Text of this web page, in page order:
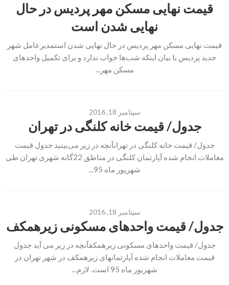
قیمت نهایی مسکن مهر پردیس در حال
نهایی شدن است
قیمت نهایی مسکن مهر پردیس در حال نهایی شدن استمدیرعامل شهر
جدید پردیس با بیان اینکه شب‌ها خواب ندارد و برای تکمیل واحدهای
مسکن مهر...
سپتامبر 18, 2016
جدول/ قیمت خانه کلنگی در تهران
جدول/ قیمت خانه کلنگی در تهرانآنچه در زیر می‌بینید جدول قیمت
معاملات انجام شده آپارتمان کلنگی در مناطق 22گانه شهری تهران طی
شهریور ماه 95...
سپتامبر 18, 2016
جدول/ قیمت واحدهای مسکونی زیرهمکف
جدول/ قیمت واحدهای مسکونی زیرهمکفآنچه در زیر می آید جدول
قیمت معاملات انجام شده آپارتمانهای زیرهمکف در شهر تهران در
شهریور ماه 95 است. لازم...